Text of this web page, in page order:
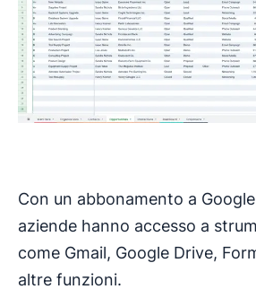
Con un abbonamento a
aziende hanno accesso a
come Gmail, Google Drive,
altre funzioni.